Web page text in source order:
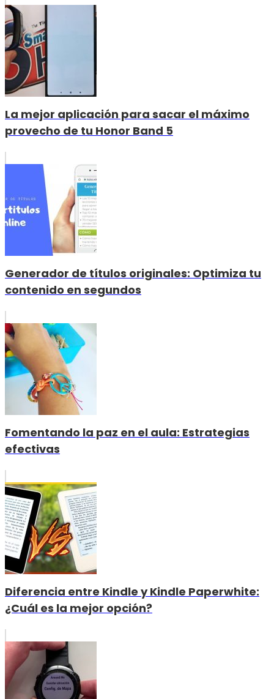
La mejor aplicación para sacar el máximo
provecho de tu Honor Band 5
Generador de títulos originales: Optimiza tu
contenido en segundos
Fomentando la paz en el aula: Estrategias
efectivas
Diferencia entre Kindle y Kindle Paperwhite:
¿Cuál es la mejor opción?